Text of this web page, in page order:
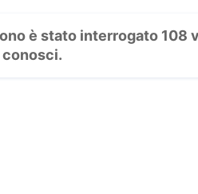
è stato interrogato 108